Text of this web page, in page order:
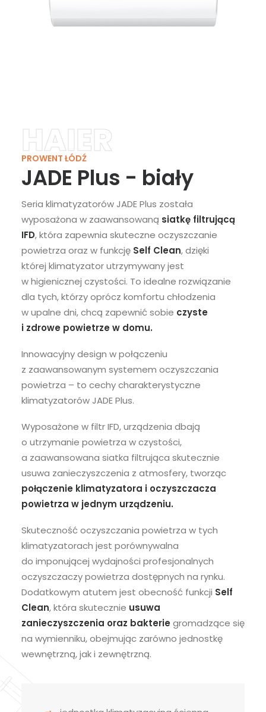
HAIER
PROWENT ŁÓDŹ
JADE Plus - biały
Seria klimatyzatorów JADE Plus została
wyposażona w zaawansowaną siatkę filtrującą
IFD, która zapewnia skuteczne oczyszczanie
powietrza oraz w funkcję Self Clean, dzięki
której klimatyzator utrzymywany jest
w higienicznej czystości. To idealne rozwiązanie
dla tych, którzy oprócz komfortu chłodzenia
w upalne dni, chcą zapewnić sobie czyste
i zdrowe powietrze w domu.
Innowacyjny design w połączeniu
z zaawansowanym systemem oczyszczania
powietrza – to cechy charakterystyczne
klimatyzatorów JADE Plus.
Wyposażone w filtr IFD, urządzenia dbają
o utrzymanie powietrza w czystości,
a zaawansowana siatka filtrująca skutecznie
usuwa zanieczyszczenia z atmosfery, tworząc
połączenie klimatyzatora i oczyszczacza
powietrza w jednym urządzeniu.
Skuteczność oczyszczania powietrza w tych
klimatyzatorach jest porównywalna
do imponującej wydajności profesjonalnych
oczyszczaczy powietrza dostępnych na rynku.
Dodatkowym atutem jest obecność funkcji Self
Clean, która skutecznie usuwa
zanieczyszczenia oraz bakterie gromadzące się
na wymienniku, obejmując zarówno jednostkę
wewnętrzną, jak i zewnętrzną.